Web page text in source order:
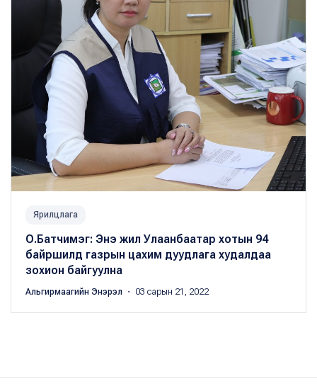
Ярилцлага
О.Батчимэг: Энэ жил Улаанбаатар хотын 94
байршилд газрын цахим дуудлага худалдаа
зохион байгуулна
Альгирмаагийн Энэрэл ・ 03 сарын 21, 2022